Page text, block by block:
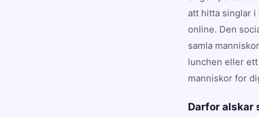
att hitta singlar i
online. Den
samla
lunchen eller
manniskor for
Darfor alskar